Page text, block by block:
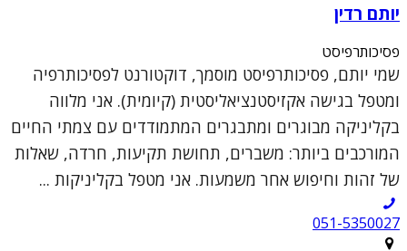
יותם רדין
פסיכותרפיסט
שמי יותם, פסיכותרפיסט מוסמך, דוקטורנט לפסיכותרפיה
ומטפל בגישה אקזיסטנציאליסטית (קיומית). אני מלווה
בקליניקה מבוגרים ומתבגרים המתמודדים עם צמתי החיים
המורכבים ביותר: משברים, תחושת תקיעות, חרדה, שאלות
של זהות וחיפוש אחר משמעות. אני מטפל בקליניקות ...
051-5350027